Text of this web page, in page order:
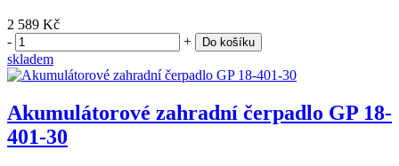
2 589 Kč
-
+ Do košíku
skladem
Akumulátorové zahradní čerpadlo GP 18-
401-30